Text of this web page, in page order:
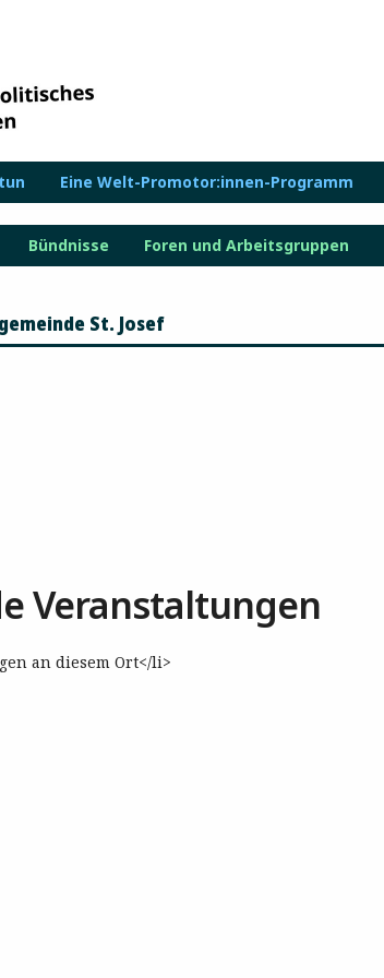
Eine Welt-Promotor:innen-Programm
Bündnisse Foren und Arbeitsgruppen
St. Josef
Veranstaltungen
an diesem Ort</li>